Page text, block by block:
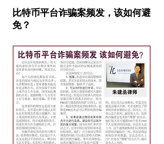
比特币平台诈骗案频发，该如何避
免？